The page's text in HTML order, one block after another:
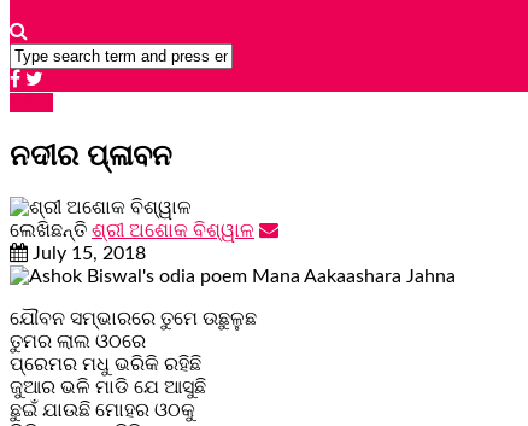
ନଦୀର ପ୍ଳାବନ
ଲେଖିଛନ୍ତି ଶ୍ରୀ ଅଶୋକ ବିଶ୍ୱାଳ
July 15, 2018
ଯୌବନ ସମ୍ଭାରରେ ତୁମେ ଉଛୁଳୁଛ
ତୁମର ଲାଲ ଓଠରେ
ପ୍ରେମର ମଧୁ ଭରିକି ରହିଛି
ଜୁଆର ଭଳି ମାଡି ଯେ ଆସୁଛି
ଛୁଇଁ ଯାଉଛି ମୋହର ଓଠକୁ